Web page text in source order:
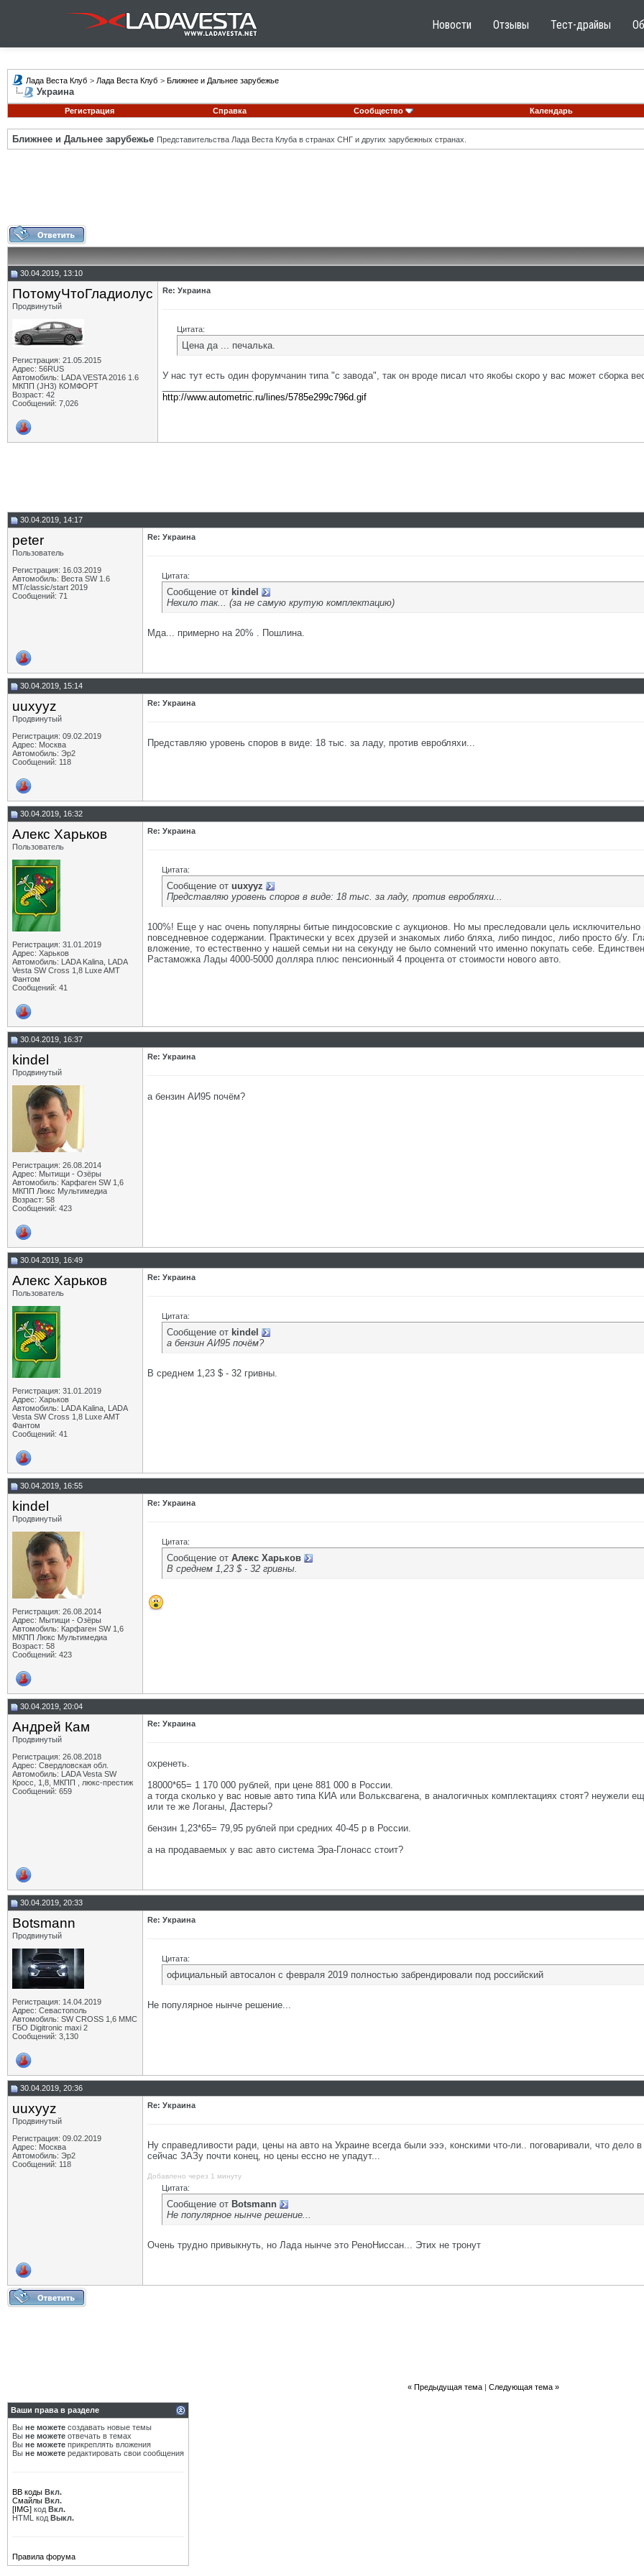
Новости Отзывы Тест-драйвы
Лада Веста Клуб > Лада Веста Клуб > Ближнее и Дальнее зарубежье
Украина
Регистрация Справка Сообщество Календарь
Ближнее и Дальнее зарубежье Представительства Лада Веста Клуба в странах СНГ и других зарубежных странах.
30.04.2019, 13:10
ПотомуЧтоГладиолус
Продвинутый
Регистрация: 21.05.2015
Адрес: 56RUS
Автомобиль: LADA VESTA 2016 1.6
МКПП (JH3) КОМФОРТ
Возраст: 42
Сообщений: 7,026
Re: Украина
Цитата:
Цена да ... печалька.
У нас тут есть один форумчанин типа "с завода", так он вроде писал что якобы скоро у вас может сборка
http://www.autometric.ru/lines/5785e299c796d.gif
30.04.2019, 14:17
peter
Пользователь
Регистрация: 16.03.2019
Автомобиль: Веста SW 1.6
МТ/classic/start 2019
Сообщений: 71
Re: Украина
Цитата:
Сообщение от kindel
Нехило так... (за не самую крутую комплектацию)
Мда... примерно на 20% . Пошлина.
30.04.2019, 15:14
uuxyyz
Продвинутый
Регистрация: 09.02.2019
Адрес: Москва
Автомобиль: Эр2
Сообщений: 118
Re: Украина
Представляю уровень споров в виде: 18 тыс. за ладу, против евробляхи...
30.04.2019, 16:32
Алекс Харьков
Пользователь
Регистрация: 31.01.2019
Адрес: Харьков
Автомобиль: LADA Kalina, LADA
Vesta SW Cross 1,8 Luxe AMT
Фантом
Сообщений: 41
Re: Украина
Цитата:
Сообщение от uuxyyz
Представляю уровень споров в виде: 18 тыс. за ладу, против евробляхи...
100%! Еще у нас очень популярны битые пиндосовские с аукционов. Но мы преследовали цель
повседневное содержании. Практически у всех друзей и знакомых либо бляха, либо пиндос, либо просто б/у.
вложение, то естественно у нашей семьи ни на секунду не было сомнений что именно покупать себе.
Растаможка Лады 4000-5000 долляра плюс пенсионный 4 процента от стоимости нового авто.
30.04.2019, 16:37
kindel
Продвинутый
Регистрация: 26.08.2014
Адрес: Мытищи - Озёры
Автомобиль: Карфаген SW 1,6
МКПП Люкс Мультимедиа
Возраст: 58
Сообщений: 423
Re: Украина
а бензин АИ95 почём?
30.04.2019, 16:49
Алекс Харьков
Пользователь
Регистрация: 31.01.2019
Адрес: Харьков
Автомобиль: LADA Kalina, LADA
Vesta SW Cross 1,8 Luxe AMT
Фантом
Сообщений: 41
Re: Украина
Цитата:
Сообщение от kindel
а бензин АИ95 почём?
В среднем 1,23 $ - 32 гривны.
30.04.2019, 16:55
kindel
Продвинутый
Регистрация: 26.08.2014
Адрес: Мытищи - Озёры
Автомобиль: Карфаген SW 1,6
МКПП Люкс Мультимедиа
Возраст: 58
Сообщений: 423
Re: Украина
Цитата:
Сообщение от Алекс Харьков
В среднем 1,23 $ - 32 гривны.
30.04.2019, 20:04
Андрей Кам
Продвинутый
Регистрация: 26.08.2018
Адрес: Свердловская обл.
Автомобиль: LADA Vesta SW
Кросс, 1,8, МКПП , люкс-престиж
Сообщений: 659
Re: Украина
охренеть.
18000*65= 1 170 000 рублей, при цене 881 000 в России.
а тогда сколько у вас новые авто типа КИА или Вольксвагена, в аналогичных комплектациях стоят? неужели
или те же Логаны, Дастеры?
бензин 1,23*65= 79,95 рублей при средних 40-45 р в России.
а на продаваемых у вас авто система Эра-Глонасс стоит?
30.04.2019, 20:33
Botsmann
Продвинутый
Регистрация: 14.04.2019
Адрес: Севастополь
Автомобиль: SW CROSS 1,6 ММС
ГБО Digitronic maxi 2
Сообщений: 3,130
Re: Украина
Цитата:
официальный автосалон с февраля 2019 полностью забрендировали под российский
Не популярное нынче решение...
30.04.2019, 20:36
uuxyyz
Продвинутый
Регистрация: 09.02.2019
Адрес: Москва
Автомобиль: Эр2
Сообщений: 118
Re: Украина
Ну справедливости ради, цены на авто на Украине всегда были эээ, конскими что-ли.. поговаривали, что
сейчас ЗАЗу почти конец, но цены ессно не упадут...
Добавлено через 1 минуту
Цитата:
Сообщение от Botsmann
Не популярное нынче решение...
Очень трудно привыкнуть, но Лада нынче это РеноНиссан... Этих не тронут
« Предыдущая тема| Следующая тема »
Ваши права в разделе
Вы не можете создавать новые темы
Вы не можете отвечать в темах
Вы не можете прикреплять вложения
Вы не можете редактировать свои сообщения
BB коды Вкл.
Смайлы Вкл.
[IMG] код Вкл.
HTML код Выкл.
Правила форума